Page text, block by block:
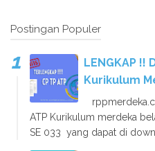
Postingan Populer
LENGKAP !!
Kurikulum
ATP Kurikulum merdeka
SE 033 yang dapat di